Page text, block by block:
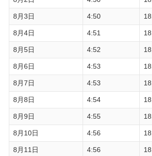
8月3日 4:50
8月4日 4:51
8月5日 4:52
8月6日 4:53
8月7日 4:53
8月8日 4:54
8月9日 4:55
8月10日 4:56
8月11日 4:56